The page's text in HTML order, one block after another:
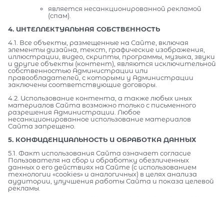
является несанкционированной рекламой
(спам).
4. ИНТЕЛЛЕКТУАЛЬНАЯ СОБСТВЕННОСТЬ
4.1. Все объекты, размещенные на Сайте, включая
элементы дизайна, текст, графические изображения,
иллюстрации, видео, скрипты, программы, музыка, звуки
и другие объекты (контент), являются исключительной
собственностью Администрации или
правообладателей, с которыми у Администрации
заключены соответствующие договоры.
4.2. Использование контента, а также любых иных
материалов Сайта возможно только с письменного
разрешения Администрации. Любое
несанкционированное использование материалов
Сайта запрещено.
5. КОНФИДЕНЦИАЛЬНОСТЬ И ОБРАБОТКА ДАННЫХ
5.1. Факт использования Сайта означает согласие
Пользователя на сбор и обработку обезличенных
данных о его действиях на Сайте (с использованием
технологии «cookies» и аналогичных) в целях анализа
аудитории, улучшения работы Сайта и показа целевой
рекламы.